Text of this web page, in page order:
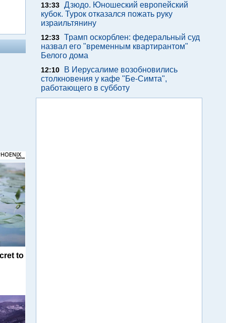
to
13:33 Дзюдо. Юношеский европейский
кубок. Турок отказался пожать руку
израильтянину
12:33 Трамп оскорблен: федеральный суд
назвал его "временным квартирантом"
Белого дома
12:10
В Иерусалиме возобновились
столкновения у кафе "Бе-Симта",
работающего в субботу